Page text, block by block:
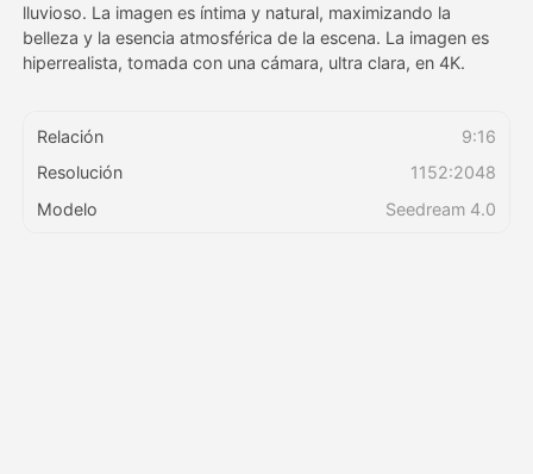
lluvioso. La imagen es íntima y natural, maximizando la
belleza y la esencia atmosférica de la escena. La imagen es
hiperrealista, tomada con una cámara, ultra clara, en 4K.
Relación
9:16
Resolución
1152:2048
Modelo
Seedream 4.0